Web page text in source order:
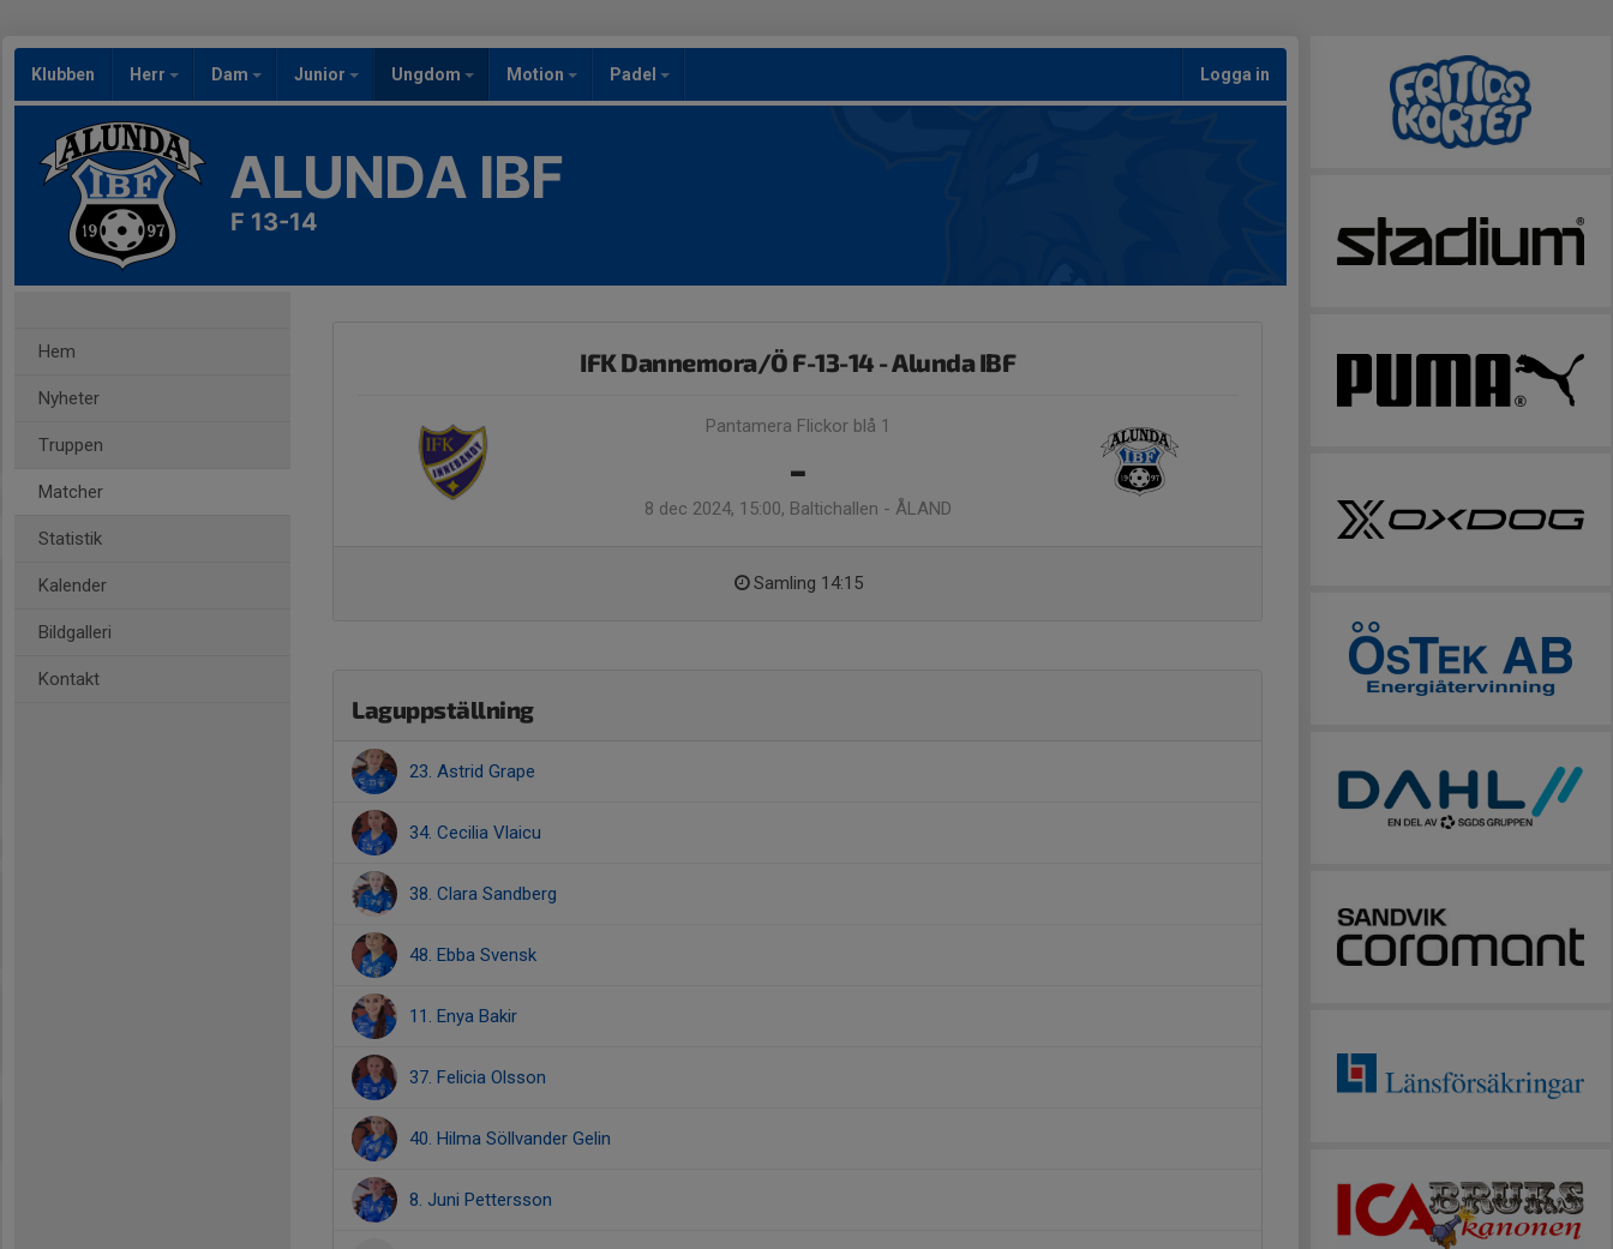
Klubben Herr Dam Junior Ungdom Motion Padel Logga in
ALUNDA IBF
F 13-14
Hem
Nyheter
Truppen
Matcher
Statistik
Kalender
Bildgalleri
Kontakt
IFK Dannemora/Ö F-13-14 - Alunda IBF
Pantamera Flickor blå 1
-
8 dec 2024, 15:00, Baltichallen - ÅLAND
Samling 14:15
Laguppställning
23. Astrid Grape
34. Cecilia Vlaicu
38. Clara Sandberg
48. Ebba Svensk
11. Enya Bakir
37. Felicia Olsson
40. Hilma Söllvander Gelin
8. Juni Pettersson